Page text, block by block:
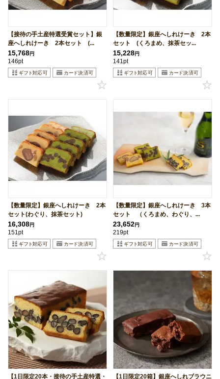
【接待の手土産特選受賞セット】銀
座へしれけーき 2本セット (...
15,768円
146pt
【数量限定】銀座へしれけーき 2本
セット (くろまめ、抹茶セッ...
15,228円
141pt
【数量限定】銀座へしれけーき 2本
セット(わぐり、抹茶セット)
16,308円
151pt
【数量限定】銀座へしれけーき 3本
セット （くろまめ、わぐり、...
23,652円
219pt
【1日限定20本・接待の手土産特選・ 【1日限定20箱】銀座へしれブラウニ